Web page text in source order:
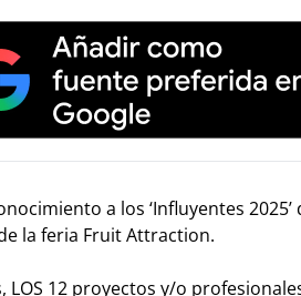
a los ‘Influyentes 2025’
la feria Fruit Attraction.
12 proyectos y/o